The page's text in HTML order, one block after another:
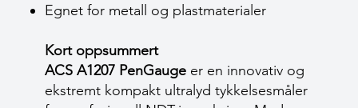
Egnet for metall og plastmaterialer
Kort oppsummert
ACS A1207 PenGauge er en innovativ og
ekstremt kompakt ultralyd tykkelsesmåler